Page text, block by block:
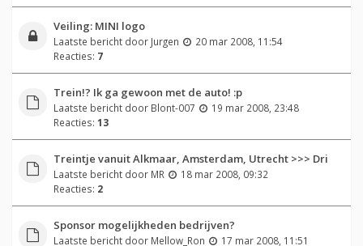
Veiling: MINI logo
Laatste bericht door Jurgen
20 mar 2008, 11:54
Reacties: 7
Trein!? Ik ga gewoon met de auto! :p
Laatste bericht door Blont-007
19 mar 2008, 23:48
Reacties: 13
Treintje vanuit Alkmaar, Amsterdam, Utrecht >>> Dri
Laatste bericht door MR
18 mar 2008, 09:32
Reacties: 2
Sponsor mogelijkheden bedrijven?
Laatste bericht door Mellow_Ron
17 mar 2008, 11:51